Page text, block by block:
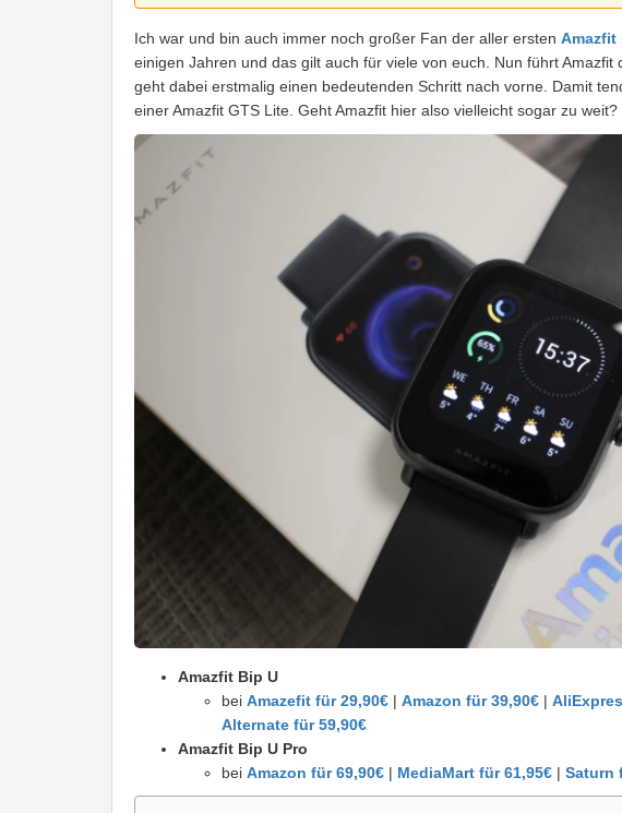
Ich war und bin auch immer noch großer Fan der aller ersten Amazfit
einigen Jahren und das gilt auch für viele von euch. Nun führt Amazfit
geht dabei erstmalig einen bedeutenden Schritt nach vorne. Damit
einer Amazfit GTS Lite. Geht Amazfit hier also vielleicht sogar zu weit?
Amazfit Bip U
bei Amazefit für 29,90€ | Amazon für 39,90€ |
Alternate für 59,90€
Amazfit Bip U Pro
bei Amazon für 69,90€ | MediaMart für 61,95€ | Saturn